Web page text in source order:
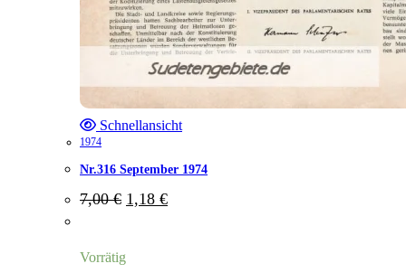
Schnellansicht
1974
Nr.316 September 1974
7,00€ Ursprünglicher
Preis
1,18 €Aktueller
Vorrätig